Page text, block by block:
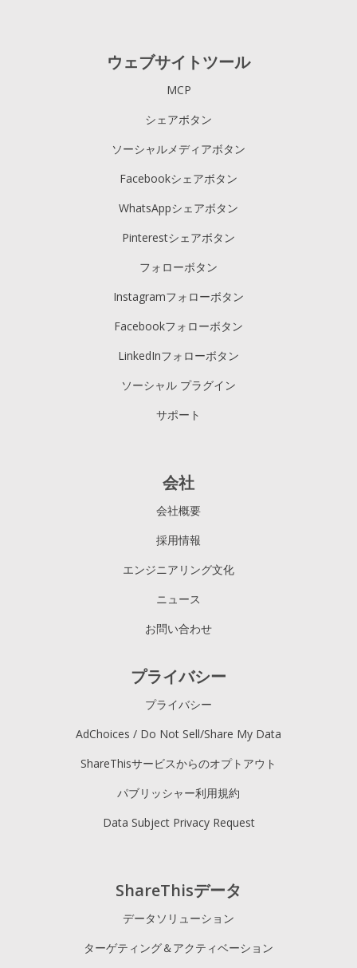
ウェブサイトツール
MCP
シェアボタン
ソーシャルメディアボタン
Facebookシェアボタン
WhatsAppシェアボタン
Pinterestシェアボタン
フォローボタン
Instagramフォローボタン
Facebookフォローボタン
LinkedInフォローボタン
ソーシャル プラグイン
サポート
ShareThisデータ
データソリューション
ターゲティング＆アクティベーション
会社
会社概要
採用情報
エンジニアリング文化
ニュース
お問い合わせ
プライバシー
プライバシー
AdChoices / Do Not Sell/Share My Data
ShareThisサービスからのオプトアウト
パブリッシャー利用規約
Data Subject Privacy Request